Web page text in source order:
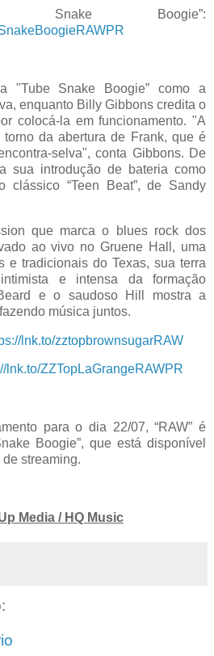
Snake Boogie”:
"Tube Snake Boogie” como a
enquanto Billy Gibbons credita o
colocá-la em funcionamento. "A
da abertura de Frank, que é
selva", conta Gibbons. De
sua introdução de bateria como
clássico “Teen Beat”, de Sandy
que marca o blues rock dos
ao vivo no Gruene Hall, uma
e tradicionais do Texas, sua terra
e intensa da formação
e o saudoso Hill mostra a
música juntos.
lnk.to/zztopbrownsugarRAW
lnk.to/ZZTopLaGrangeRAWPR
para o dia 22/07, “RAW” é
Boogie”, que está disponível
streaming.
Media / HQ Music